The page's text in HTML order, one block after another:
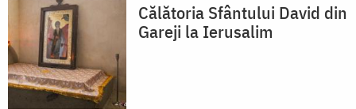
Călătoria Sfântului David din
Gareji la Ierusalim